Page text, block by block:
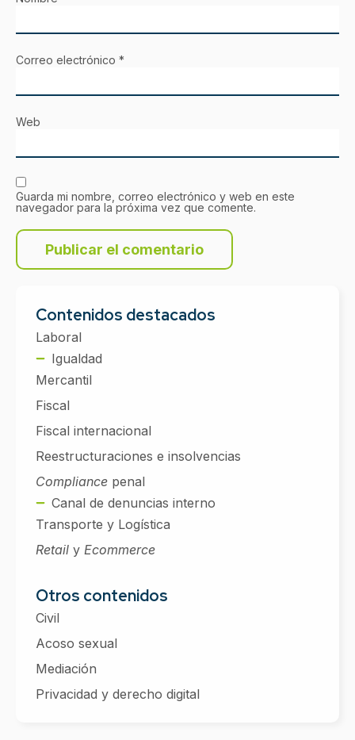
Correo electrónico *
Web
Guarda mi nombre, correo electrónico y web en este
navegador para la próxima vez que comente.
Contenidos destacados
Laboral
Igualdad
Mercantil
Fiscal
Fiscal internacional
Reestructuraciones e insolvencias
Compliance penal
Canal de denuncias interno
Transporte y Logística
Retail y Ecommerce
Otros contenidos
Civil
Acoso sexual
Mediación
Privacidad y derecho digital